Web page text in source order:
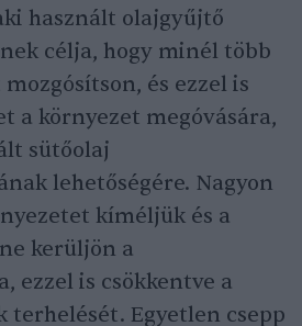
használt olajgyűjtő
célja, hogy minél több
és ezzel is
a környezet megóvására,
sütőolaj
lehetőségére. Nagyon
kíméljük és a
kerüljön a
ezzel is csökkentve a
Egyetlen csepp